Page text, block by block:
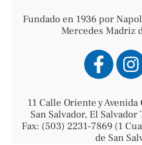
Fundado en 1936 por
Mercedes Madriz
11 Calle Oriente y
San Salvador, El
Fax: (503) 2231-7869 (1
de San